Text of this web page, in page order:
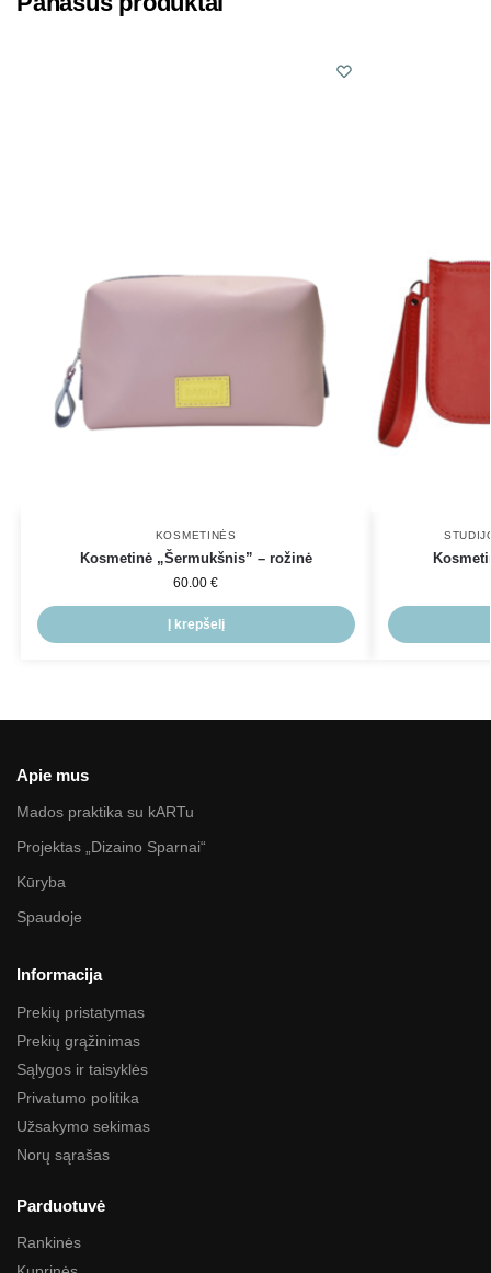
KOSMETINĖS
Kosmetinė „Šermukšnis” – rožinė
60.00€
Į krepšelį
Apie mus
Mados praktika su kARTu
Projektas „Dizaino Sparnai“
Kūryba
Spaudoje
Informacija
Prekių pristatymas
Prekių grąžinimas
Sąlygos ir taisyklės
Privatumo politika
Užsakymo sekimas
Norų sąrašas
Parduotuvė
Rankinės